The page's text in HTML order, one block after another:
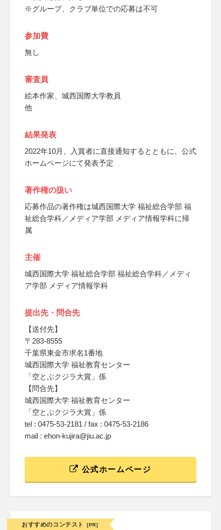
※グループ、クラブ単位での応募は不可
参加費
無し
審査員
絵本作家、城西国際大学教員
他
結果発表
2022年10月、入賞者に直接通知するとともに、公式
ホームページにて発表予定
著作権の扱い
応募作品の著作権は城西国際大学 福祉総合学部 福
祉総合学科／メディア学部 メディア情報学科に帰
属
主催
城西国際大学 福祉総合学部 福祉総合学科／メディ
ア学部 メディア情報学科
提出先・問合先
【送付先】
〒283-8555
千葉県東金市求名1番地
城西国際大学 福祉教育センター
「空とぶクジラ大賞」係
【問合先】
城西国際大学 福祉教育センター
「空とぶクジラ大賞」係
tel : 0475-53-2181 / fax : 0475-53-2186
mail : ehon-kujira@jiu.ac.jp
公式ホームページ
おすすめのコンテスト [PR]